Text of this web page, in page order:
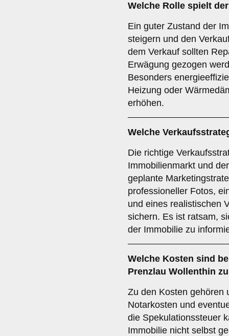
Welche Rolle spielt
Ein guter Zustand der
steigern und den
dem Verkauf sollten
Erwägung gezogen
Besonders
Heizung oder
erhöhen.
Welche
Die richtige
Immobilienmarkt und
geplante
professioneller Fotos,
und eines realistischen
sichern. Es ist ratsam,
der Immobilie zu
Welche Kosten sind
Prenzlau Wollenthin
Zu den Kosten gehören
Notarkosten und
die Spekulationssteuer
Immobilie nicht selbst